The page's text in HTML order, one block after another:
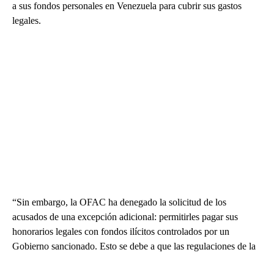
a sus fondos personales en Venezuela para cubrir sus gastos
legales.
“Sin embargo, la OFAC ha denegado la solicitud de los
acusados ​​de una excepción adicional: permitirles pagar sus
honorarios legales con fondos ilícitos controlados por un
Gobierno sancionado. Esto se debe a que las regulaciones de la